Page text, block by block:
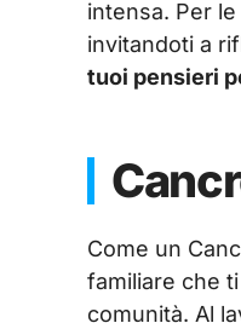
intensa. Per
invitandoti a
tuoi pensieri
Come un
familiare che
comunità. Al